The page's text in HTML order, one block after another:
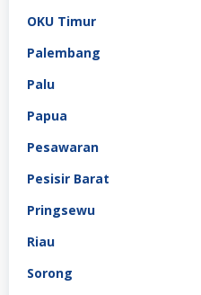
OKU Timur
Palembang
Palu
Papua
Pesawaran
Pesisir Barat
Pringsewu
Riau
Sorong